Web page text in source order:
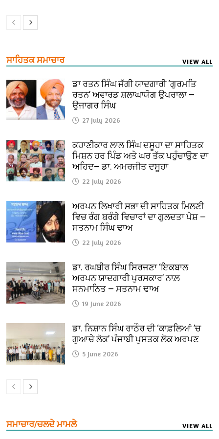
ਸਾਹਿਤਕ ਸਮਾਚਾਰ VIEW ALL
ਡਾ ਰਤਨ ਸਿੰਘ ਜੱਗੀ ਯਾਦਗਾਰੀ ‘ਗੁਰਮਤਿ
ਰਤਨ’ ਅਵਾਰਡ ਸ਼ਲਾਘਾਯੋਗ ਉਪਰਾਲਾ —
ਉਜਾਗਰ ਸਿੰਘ
27 July 2026
ਕਹਾਣੀਕਾਰ ਲਾਲ ਸਿੰਘ ਦਸੂਹਾ ਦਾ ਸਾਹਿਤਕ
ਮਿਸ਼ਨ ਹਰ ਪਿੰਡ ਅਤੇ ਘਰ ਤੱਕ ਪਹੁੰਚਾਉਣ ਦਾ
ਅਹਿਦ— ਡਾ. ਅਮਰਜੀਤ ਦਸੂਹਾ
22 July 2026
ਅਰਪਨ ਲਿਖਾਰੀ ਸਭਾ ਦੀ ਸਾਹਿਤਕ ਮਿਲਣੀ
ਵਿਚ ਰੰਗ ਬਰੰਗੇ ਵਿਚਾਰਾਂ ਦਾ ਗੁਲਦਤਾ ਪੇਸ਼ —
ਸਤਨਾਮ ਸਿੰਘ ਢਾਅ
22 July 2026
ਡਾ. ਰਘਬੀਰ ਸਿੰਘ ਸਿਰਜਣਾ ‘ਇਕਬਾਲ
ਅਰਪਨ ਯਾਦਗਾਰੀ ਪੁਰਸਕਾਰ’ ਨਾਲ਼
ਸਨਮਾਨਿਤ — ਸਤਨਾਮ ਢਾਅ
19 June 2026
ਡਾ. ਨਿਸ਼ਾਨ ਸਿੰਘ ਰਾਠੌਰ ਦੀ ‘ਕਾਫ਼ਲਿਆਂ ’ਚ
ਗੁਆਚੇ ਲੋਕ’ ਪੰਜਾਬੀ ਪੁਸਤਕ ਲੋਕ ਅਰਪਣ
5 June 2026
ਸਮਾਚਾਰ/ਚਲਦੇ ਮਾਮਲੇ VIEW ALL